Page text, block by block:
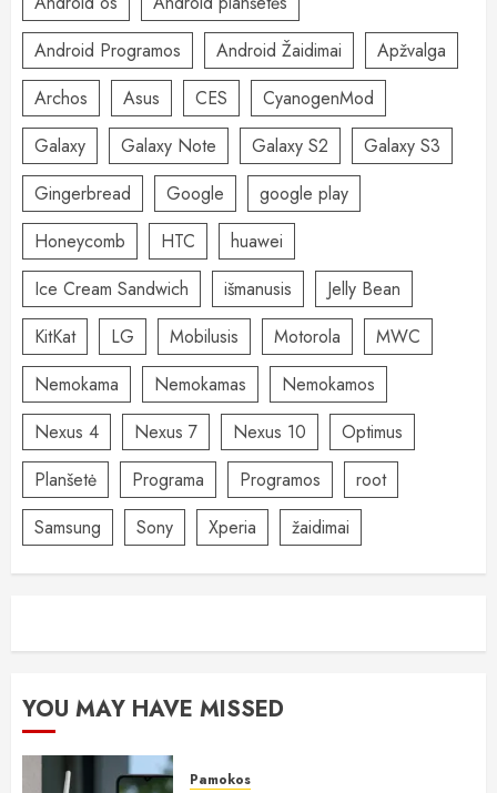
Android Programos
Android Žaidimai
Apžvalga
Archos
Asus CES
CyanogenMod
Galaxy
Galaxy Note Galaxy S2
Galaxy S3
Gingerbread
Google
google play
Honeycomb
HTC
huawei
Ice Cream Sandwich
išmanusis
Jelly Bean
KitKat
LG Mobilusis Motorola
MWC
Nemokama
Nemokamas
Nemokamos
Nexus 4
Nexus 7 Nexus 10
Optimus
Planšetė
Programa Programos
root
Samsung
Sony Xperia žaidimai
YOU MAY HAVE MISSED
Pamokos